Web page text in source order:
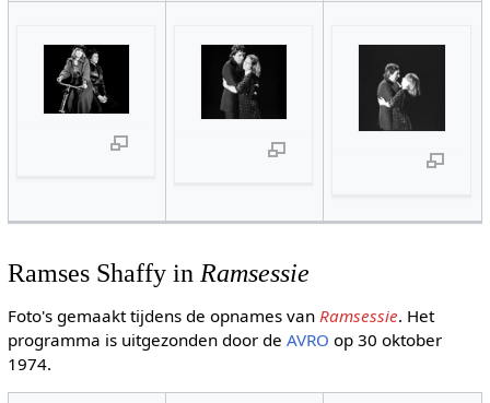
Ramses Shaffy in Ramsessie
Foto's gemaakt tijdens de opnames van Ramsessie. Het
programma is uitgezonden door de AVRO op 30 oktober
1974.